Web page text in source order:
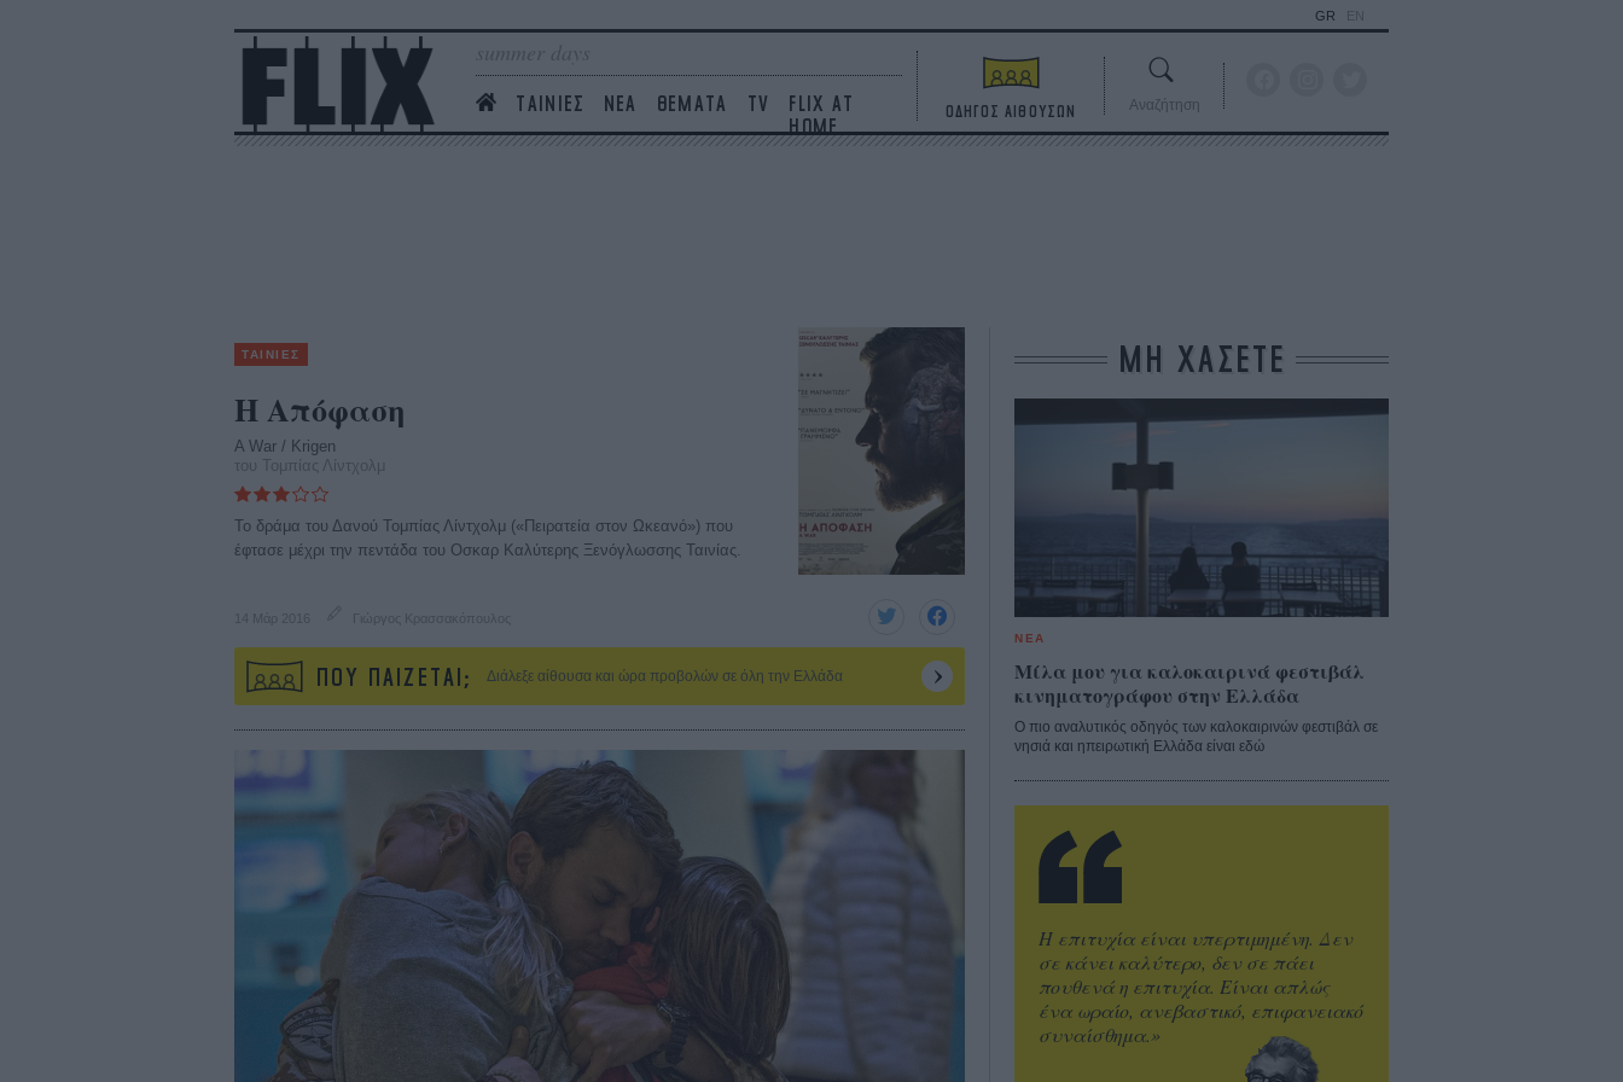
summer days
ΤΑΙΝΙΕΣ ΝΕΑ ΘΕΜΑΤΑ TV
FLIX AT
HOME
GR EN
ΟΔΗΓΟΣ ΑΙΘΟΥΣΩΝ Αναζήτηση
ΤΑΙΝΙΕΣ
Η Απόφαση
A War / Krigen
του Τομπίας Λίντχολμ
To δράμα του Δανού Τομπίας Λίντχολμ («Πειρατεία στον Ωκεανό») που
έφτασε μέχρι την πεντάδα του Οσκαρ Καλύτερης Ξενόγλωσσης Ταινίας.
14 Μάρ 2016 Γιώργος Κρασσακόπουλος
ΠΟΥ ΠΑΙΖΕΤΑΙ; Διάλεξε αίθουσα και ώρα προβολών σε όλη την Ελλάδα
ΜΗ ΧΑΣΕΤΕ
ΝΕΑ
Μίλα μου για καλοκαιρινά φεστιβάλ
κινηματογράφου στην Ελλάδα
Ο πιο αναλυτικός οδηγός των καλοκαιρινών φεστιβάλ σε
νησιά και ηπειρωτική Ελλάδα είναι εδώ
Η επιτυχία είναι υπερτιμημένη. Δεν
σε κάνει καλύτερο, δεν σε πάει
πουθενά η επιτυχία. Είναι απλώς
ένα ωραίο, ανεβαστικό, επιφανειακό
συναίσθημα.»